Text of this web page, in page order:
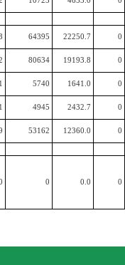
64395 22250.7 0
80634 19193.8 0
1 5740 1641.0 0
1 4945 2432.7 0
53162 12360.0 0
0 0.0 0